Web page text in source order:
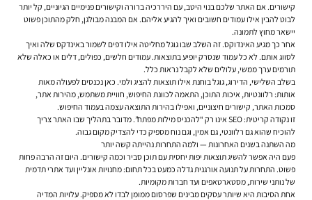
קישורים. אם האתר שלכם בנוי היטב, עם היררכיה ברורה וקישורים פנימיים הגיוניים, קל יותר
לבוט להבין אילו עמודים חשובים ואיך להגיע אליהם. אם המבנה מבולגן, חלק מהתוכן פשוט
יישאר מחוץ לתמונה.
אחר כך מגיע האינדוקס. זה השלב שבו גוגל מחליטה אילו דפים לשמור באינדקס שלה ואיך
לסווג אותם. לא כל עמוד שנסרק יופיע בתוצאות. עמודים חלשים, כפולים, דלים או כאלה שלא
תורמים ערך ממשי, עלולים שלא לקבל נראות כלל.
בשלב השלישי, הדירוג, גוגל בוחנת אילו תוצאות להציג ולמי. כאן נכנסים לפעולה מאות
אותות: רלוונטיות, איכות התוכן, התאמה לכוונת החיפוש, חוויית משתמש, מהירות אתר,
סמכות האתר, קישורים חיצוניים, ואפילו בהירות התוצאה עצמה בעמוד החיפוש.
זו נקודה קריטית: SEO אינו רק “להכניס מילות מפתח”. מדובר בתהליך שבו האתר צריך
להוכיח שהוא גם רלוונטי, גם אמין, וגם נוח מספיק כדי להצדיק מקום גבוה.
מה השתנה בשנים האחרונות — ולמה התחרות נהייתה קשה יותר
פעם היה אפשר להשיג תוצאות יפות יחסית עם תוכן סביר וכמה קישורים. היום זה הרבה פחות
פשוט. התחרות על תנועה אורגנית גדלה כמעט בכל תחום: מחנויות אונליין ועד אתרי תדמית
של נותני שירות, מסטארטאפים ועד חברות מקומיות.
אחת הסיבות היא שיותר עסקים מבינים שפרסום ממומן לבדו לא מספיק. עלויות המדיה